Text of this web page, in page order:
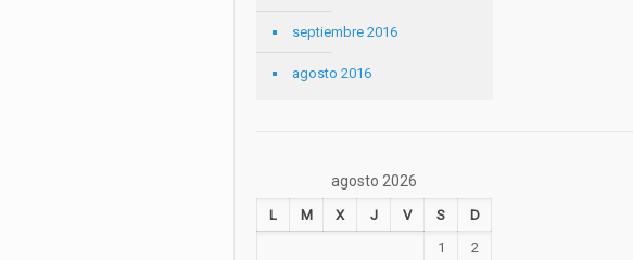
septiembre 2016
agosto 2016
agosto 2026
L M X J V S
D
1
2